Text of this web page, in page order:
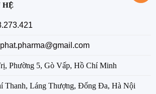
HỆ
Phường 5, Gò Vấp, Hồ Chí Minh
Thanh, Láng Thượng, Đống Đa, Hà Nội